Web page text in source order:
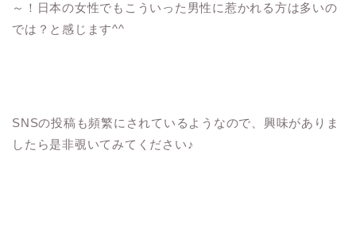
～！日本の女性でもこういった男性に惹かれる方は多いの
では？と感じます^^
SNSの投稿も頻繁にされているようなので、興味がありま
したら是非覗いてみてください♪